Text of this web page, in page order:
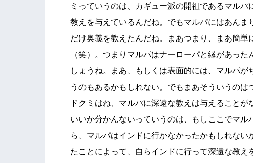
ミっていうのは、カギュー派の開祖であるマル
教えを与えているんだね。でもマルパにはあん
だけ奥義を教えたんだね。まあつまり、まあ簡
（笑）。つまりマルパはナーローパと縁があっ
しょうね。まあ、もしくは表面的には、マルパ
うのもあるかもしれない。でもまあそういうのは
ドクミはね、マルパに深遠な教えは与えること
いいか分かんないっていうのは、もしここでマ
ら、マルパはインドに行かなかったかもしれな
たことによって、自らインドに行って深遠な教え